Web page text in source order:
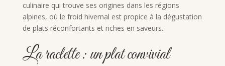
culinaire qui trouve ses origines dans les régions
alpines, où le froid hivernal est propice à la dégustation
de plats réconfortants et riches en saveurs.
La raclette : un plat convivial